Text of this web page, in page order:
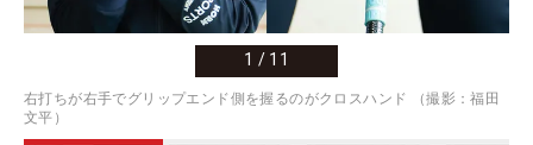
1 / 11
右打ちが右手でグリップエンド側を握るのがクロスハンド （撮影：福田
文平）